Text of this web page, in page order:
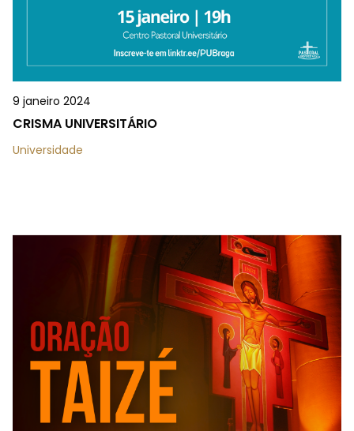
9 janeiro 2024
CRISMA UNIVERSITÁRIO
Universidade